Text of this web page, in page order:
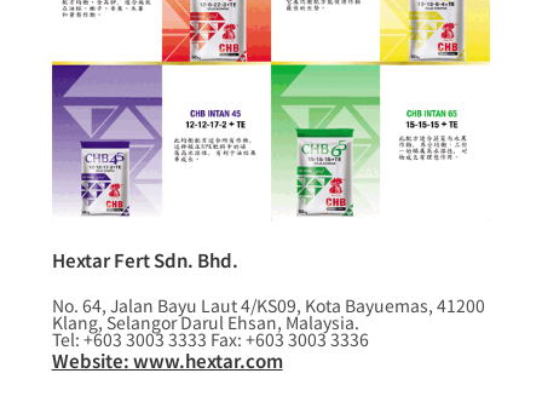
Hextar Fert Sdn. Bhd.
No. 64, Jalan Bayu Laut 4/KS09, Kota Bayuemas, 41200
Klang, Selangor Darul Ehsan, Malaysia.
Tel: +603 3003 3333 Fax: +603 3003 3336
Website: www.hextar.com